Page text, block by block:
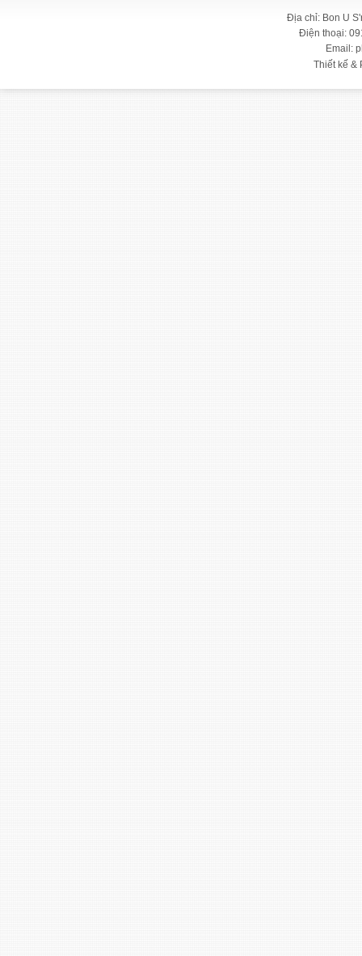
Địa chỉ: Bon U
Điện thoại:
Email:
Thiết kế &